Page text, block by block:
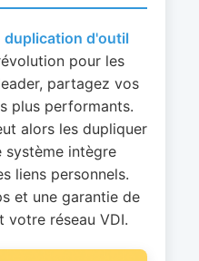
duplication d'outil
pour les
partagez vos
plus performants.
alors les dupliquer
système intègre
liens personnels.
et une garantie de
votre réseau VDI.